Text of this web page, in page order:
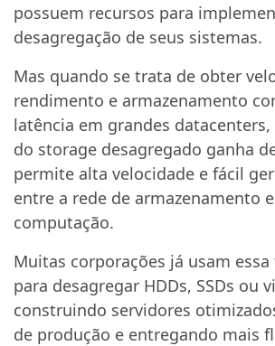
possuem recursos para
desagregação de seus sistemas.
Mas quando se trata de obter
rendimento e armazenamento
latência em grandes
do storage desagregado ganha
permite alta velocidade e fácil
entre a rede de armazenamento
computação.
Muitas corporações já usam
para desagregar HDDs, SSDs ou
construindo servidores
de produção e entregando mais